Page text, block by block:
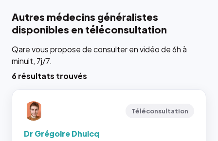
Autres médecins généralistes
disponibles en téléconsultation
Qare vous propose de consulter en vidéo de 6h à
minuit, 7j/7.
6 résultats trouvés
Téléconsultation
Dr Grégoire Dhuicq